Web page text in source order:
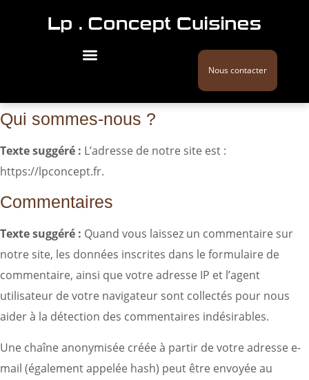
Nous contacter
Qui sommes-nous ?
Texte suggéré : L’adresse de notre site est :
https://lpconcept.fr.
Commentaires
Texte suggéré : Quand vous laissez un commentaire sur
notre site, les données inscrites dans le formulaire de
commentaire, ainsi que votre adresse IP et l’agent
utilisateur de votre navigateur sont collectés pour nous
aider à la détection des commentaires indésirables.
Une chaîne anonymisée créée à partir de votre adresse e-
mail (également appelée hash) peut être envoyée au